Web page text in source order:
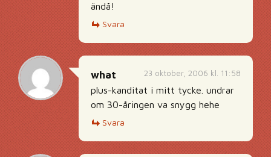
ändå!
Svara
23 oktober, 2006 kl. 11:58
what
plus-kanditat i mitt tycke. undrar
om 30-åringen va snygg hehe
Svara